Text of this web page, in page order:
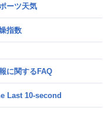
ーツ天気
指数
に関するFAQ
Last 10-second